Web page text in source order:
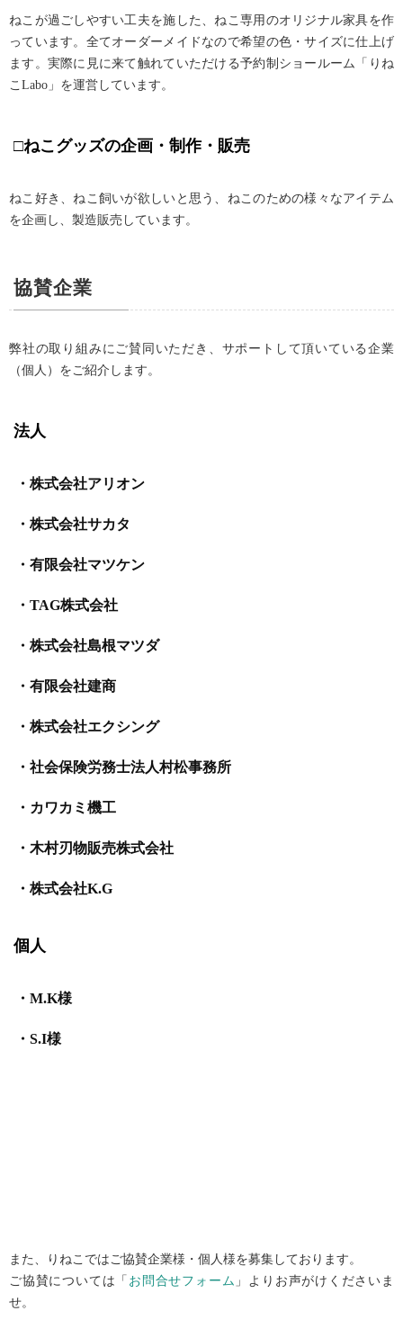
ねこが過ごしやすい工夫を施した、ねこ専用のオリジナル家具を作
っています。全てオーダーメイドなので希望の色・サイズに仕上げ
ます。実際に見に来て触れていただける予約制ショールーム「りね
こLabo」を運営しています。
□ねこグッズの企画・制作・販売
ねこ好き、ねこ飼いが欲しいと思う、ねこのための様々なアイテム
を企画し、製造販売しています。
協賛企業
弊社の取り組みにご賛同いただき、サポートして頂いている企業
（個人）をご紹介します。
法人
・株式会社アリオン
・株式会社サカタ
・有限会社マツケン
・TAG株式会社
・株式会社島根マツダ
・有限会社建商
・株式会社エクシング
・社会保険労務士法人村松事務所
・カワカミ機工
・木村刃物販売株式会社
・株式会社K.G
個人
・M.K様
・S.I様
また、りねこではご協賛企業様・個人様を募集しております。
ご協賛については「 お問合せフォーム 」よりお声がけくださいま
せ。